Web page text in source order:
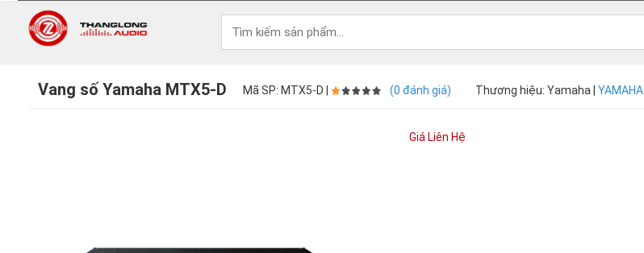
Vang số Yamaha MTX5-D Mã SP: MTX5-D | (0 đánh giá) Thương hiệu: Yamaha | YAMAHA
Giá Liên Hệ